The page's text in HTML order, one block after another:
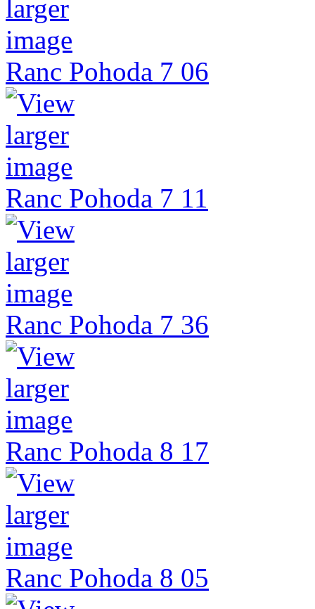
Ranc Pohoda 7 06
Ranc Pohoda 7 11
Ranc Pohoda 7 36
Ranc Pohoda 8 17
Ranc Pohoda 8 05